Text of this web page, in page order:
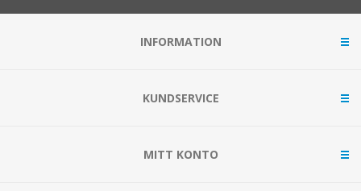
INFORMATION
KUNDSERVICE
MITT KONTO